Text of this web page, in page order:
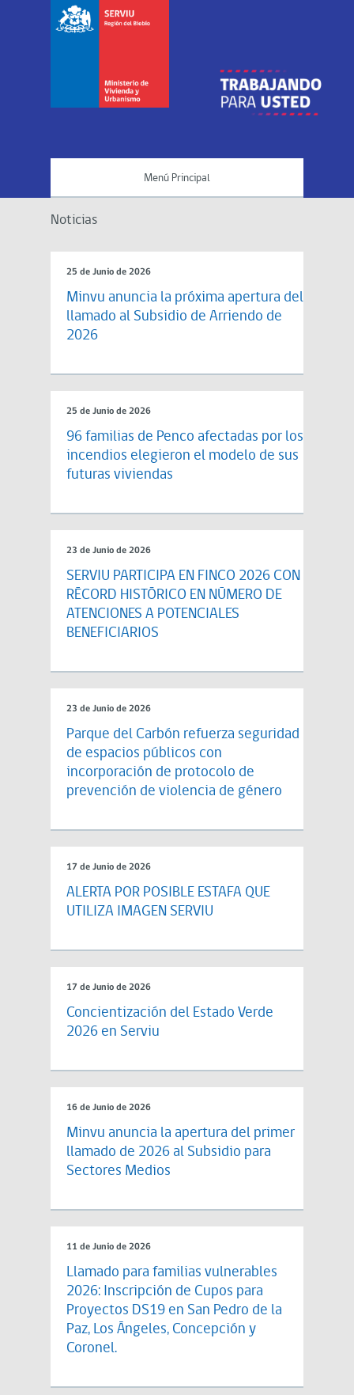
Menú Principal
Noticias
25 de Junio de 2026
Minvu anuncia la próxima apertura del
llamado al Subsidio de Arriendo de
2026
25 de Junio de 2026
96 familias de Penco afectadas por los
incendios elegieron el modelo de sus
futuras viviendas
23 de Junio de 2026
SERVIU PARTICIPA EN FINCO 2026 CON
RÉCORD HISTÓRICO EN NÚMERO DE
ATENCIONES A POTENCIALES
BENEFICIARIOS
23 de Junio de 2026
Parque del Carbón refuerza seguridad
de espacios públicos con
incorporación de protocolo de
prevención de violencia de género
17 de Junio de 2026
ALERTA POR POSIBLE ESTAFA QUE
UTILIZA IMAGEN SERVIU
17 de Junio de 2026
Concientización del Estado Verde
2026 en Serviu
16 de Junio de 2026
Minvu anuncia la apertura del primer
llamado de 2026 al Subsidio para
Sectores Medios
11 de Junio de 2026
Llamado para familias vulnerables
2026: Inscripción de Cupos para
Proyectos DS19 en San Pedro de la
Paz, Los Ángeles, Concepción y
Coronel.